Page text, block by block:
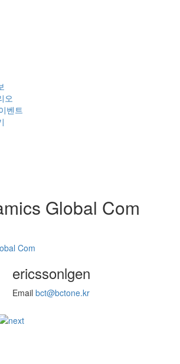
오
벤트
Global Com
ericssonlgen
Emailbct@bctone.kr